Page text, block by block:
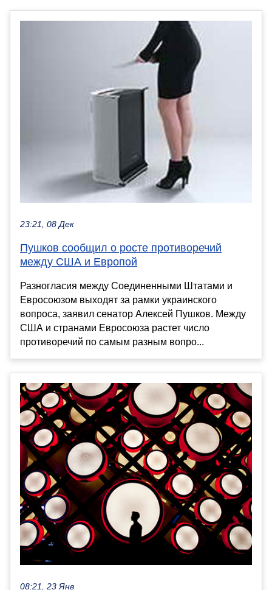
23:21, 08 Дек
Пушков сообщил о росте противоречий
между США и Европой
Разногласия между Соединенными Штатами и
Евросоюзом выходят за рамки украинского
вопроса, заявил сенатор Алексей Пушков. Между
США и странами Евросоюза растет число
противоречий по самым разным вопро...
08:21, 23 Янв